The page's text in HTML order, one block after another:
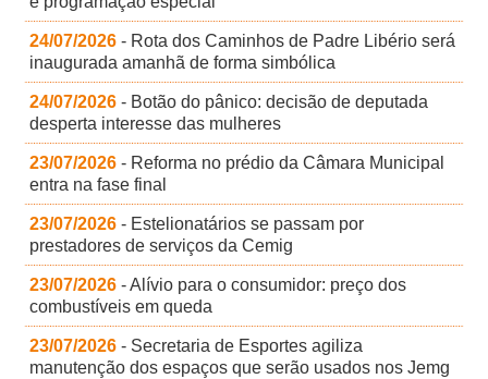
24/07/2026 - Rota dos Caminhos de Padre Libério será
inaugurada amanhã de forma simbólica
24/07/2026 - Botão do pânico: decisão de deputada
desperta interesse das mulheres
23/07/2026 - Reforma no prédio da Câmara Municipal
entra na fase final
23/07/2026 - Estelionatários se passam por
prestadores de serviços da Cemig
23/07/2026 - Alívio para o consumidor: preço dos
combustíveis em queda
23/07/2026 - Secretaria de Esportes agiliza
manutenção dos espaços que serão usados nos Jemg